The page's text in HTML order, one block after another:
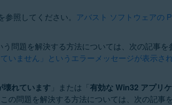
照してください。 アバスト ソフトウェアの
問題を解決する方法については、次の記事を
いません」というエラーメッセージが表示さ
壊れています」または「有効な Win32 アプリ
の問題を解決する方法については、次の記事